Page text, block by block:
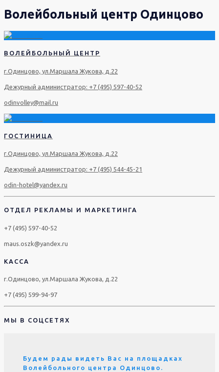
Волейбольный центр Одинцово
ВОЛЕЙБОЛЬНЫЙ ЦЕНТР
г.Одинцово, ул.Маршала Жукова, д.22
Дежурный администратор: +7 (495) 597-40-52
odinvolley@mail.ru
ГОСТИНИЦА
г.Одинцово, ул.Маршала Жукова, д.22
Дежурный администратор: +7 (495) 544-45-21
odin-hotel@yandex.ru
ОТДЕЛ РЕКЛАМЫ И МАРКЕТИНГА
+7 (495) 597-40-52
maus.oszk@yandex.ru
КАССА
г.Одинцово, ул.Маршала Жукова, д.22
+7 (495) 599-94-97
МЫ В СОЦСЕТЯХ
Будем рады видеть Вас на площадках
Волейбольного центра Одинцово.